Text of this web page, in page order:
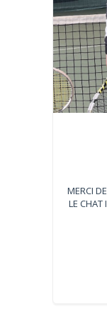
MERCI
LE CHAT